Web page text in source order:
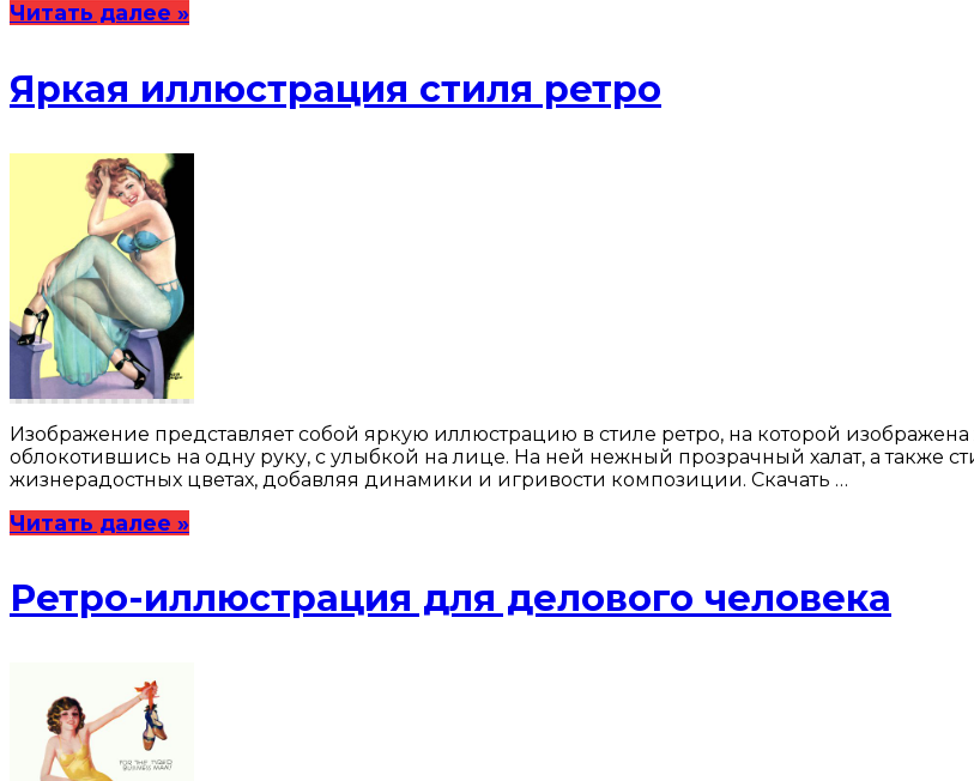
Читать далее »
Яркая иллюстрация стиля ретро
Изображение представляет собой яркую иллюстрацию в стиле ретро, на которой
облокотившись на одну руку, с улыбкой на лице. На ней нежный прозрачный халат, а также
жизнерадостных цветах, добавляя динамики и игривости композиции. Скачать …
Читать далее »
Ретро-иллюстрация для делового человека